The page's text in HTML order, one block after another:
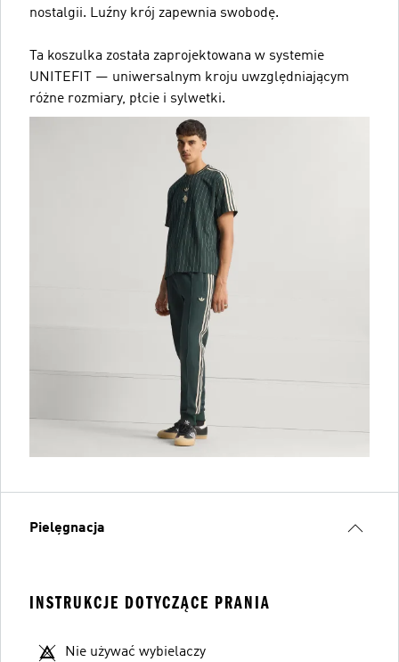
nostalgii. Luźny krój zapewnia swobodę.
Ta koszulka została zaprojektowana w systemie
UNITEFIT — uniwersalnym kroju uwzględniającym
różne rozmiary, płcie i sylwetki.
Pielęgnacja
INSTRUKCJE DOTYCZĄCE PRANIA
Nie używać wybielaczy